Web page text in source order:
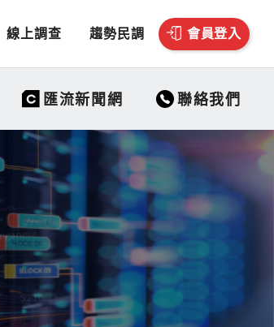
線上調查 趨勢民調 會員登入
匯流新聞網 聯絡我們